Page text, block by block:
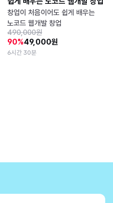
창업이 처음이어도 쉽게 배우는
노코드 웹개발 창업
490,000원
90%49,000원
6시간 30분